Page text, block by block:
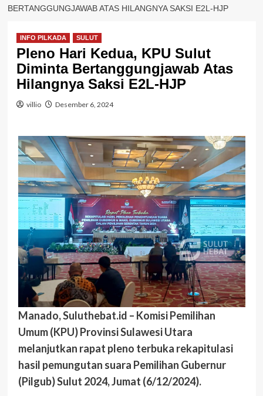
BERTANGGUNGJAWAB ATAS HILANGNYA SAKSI E2L-HJP
INFO PILKADA SULUT
Pleno Hari Kedua, KPU Sulut
Diminta Bertanggungjawab Atas
Hilangnya Saksi E2L-HJP
villio Desember 6, 2024
Manado, Suluthebat.id – Komisi Pemilihan
Umum (KPU) Provinsi Sulawesi Utara
melanjutkan rapat pleno terbuka rekapitulasi
hasil pemungutan suara Pemilihan Gubernur
(Pilgub) Sulut 2024, Jumat (6/12/2024).